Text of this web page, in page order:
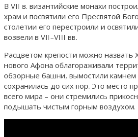
В VII в. византийские монахи
храм и посвятили его Пресвятой
столетии его перестроили и
возвели в VII–VIII вв.
Расцветом крепости можно назвать
нового Афона облагораживали
обзорные башни, вымостили камнем
сохранилась до сих пор. Это место
всего мира – они стремились
подышать чистым горным воздухом.